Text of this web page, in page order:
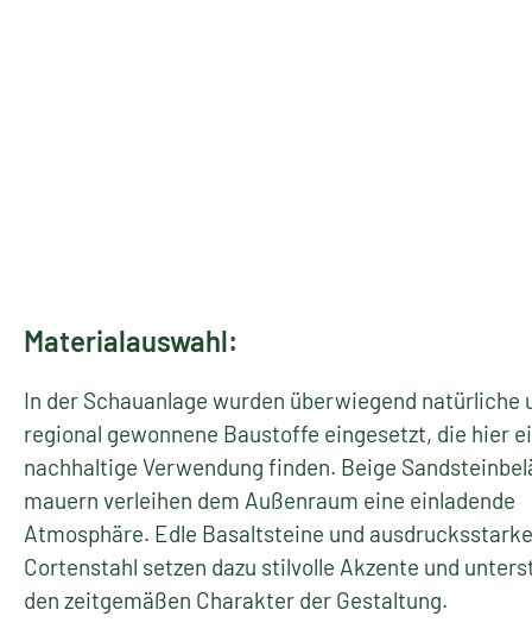
Materialauswahl:
In der Schauanlage wurden überwiegend natürliche